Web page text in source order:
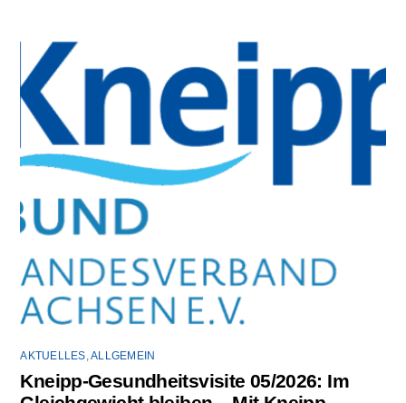
AKTUELLES,ALLGEMEIN
Kneipp-Gesundheitsvisite 05/2026: Im